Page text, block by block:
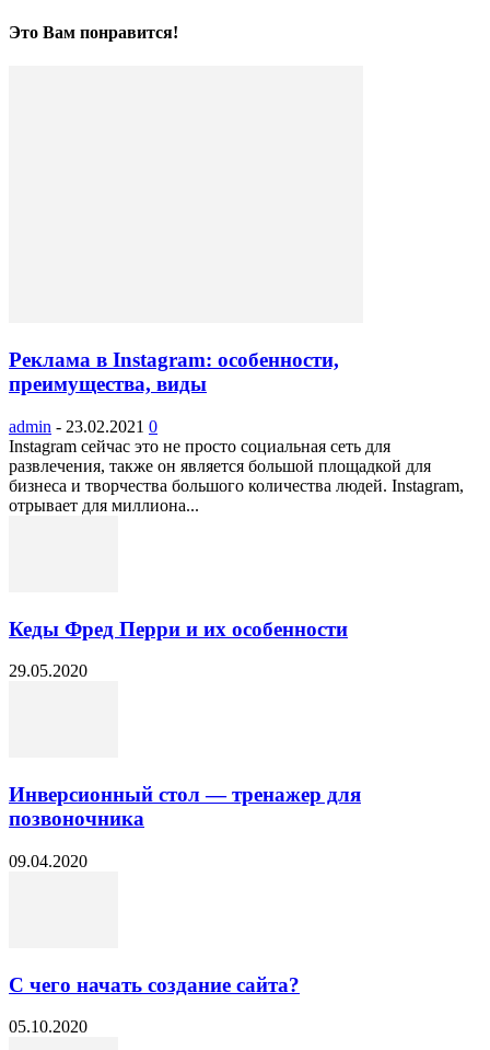
Это Вам понравится!
Реклама в Instagram: особенности,
преимущества, виды
admin - 23.02.2021 0
Instagram сейчас это не просто социальная сеть для
развлечения, также он является большой площадкой для
бизнеса и творчества большого количества людей. Instagram,
отрывает для миллиона...
Кеды Фред Перри и их особенности
29.05.2020
Инверсионный стол — тренажер для
позвоночника
09.04.2020
С чего начать создание сайта?
05.10.2020